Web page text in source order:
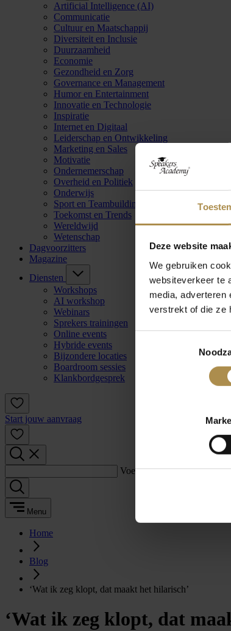
Deze website
We gebruiken
websiteverkeer te
media, adverteren
verstrekt of die ze
Artificial Intelligence (AI)
Communicatie
Cultuur en Maatschappij
Diversiteit en Inclusie
Duurzaamheid
Economie
Gezondheid en Zorg
Governance en Management
Humor en Entertainment
Innovatie en Technologie
Inspiratie
Internet en Digitaal
Leiderschap en Ontwikkeling
Marketing en Sales
Motivatie
Ondernemerschap
Overheid en Politiek
Onderwijs
Sport en Teambuilding
Toekomst en Trends
Wereldwijd
Wetenschap
Dagvoorzitters
Magazine
Diensten
Workshops
AI workshop
Webinars
Sprekers trainingen
Online events
Hybride events
Bijzondere locaties
Boardroom sessies
Klankbordgesprek
Start jouw aanvraag
Voer een zoekterm in:
Menu
Home
Blog
‘Wat ik zeg klopt, dat maakt het hilarisch’
‘Wat ik zeg klopt, dat